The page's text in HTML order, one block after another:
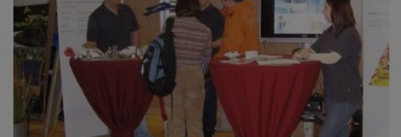
Alle externe Medien
Name:
Externe Medien